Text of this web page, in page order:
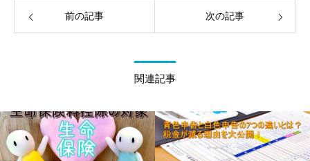
前の記事 次の記事
関連記事